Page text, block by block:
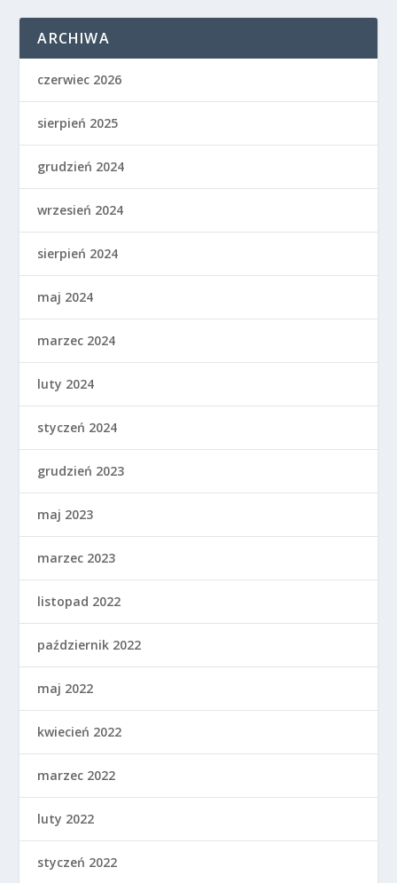
ARCHIWA
czerwiec 2026
sierpień 2025
grudzień 2024
wrzesień 2024
sierpień 2024
maj 2024
marzec 2024
luty 2024
styczeń 2024
grudzień 2023
maj 2023
marzec 2023
listopad 2022
październik 2022
maj 2022
kwiecień 2022
marzec 2022
luty 2022
styczeń 2022